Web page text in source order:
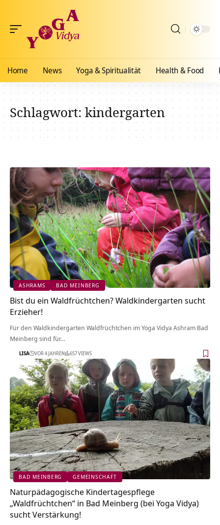
Home News Yoga & Spiritualität Health & Food
Schlagwort:kindergarten
ASHRAMS BAD MEINBERG
Bist du ein Waldfrüchtchen? Waldkindergarten sucht
Erzieher!
Für den Waldkindergarten Waldfrüchtchen im Yoga Vidya Ashram Bad
Meinberg sind für…
LISA VOR 4 JAHREN 657 VIEWS
BAD MEINBERG GEMEINSCHAFT
Naturpädagogische Kindertagespflege
„Waldfrüchtchen“ in Bad Meinberg (bei Yoga Vidya)
sucht Verstärkung!